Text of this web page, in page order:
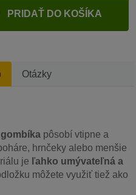
PRIDAŤ DO KOŠÍKA
Otázky
pôsobí vtipne a
hrnčeky alebo menšie
je ľahko umývateľná a
môžete využiť tiež ako